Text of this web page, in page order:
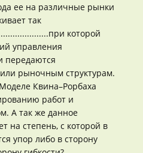
ее на различные рынки
так
которой
управления
передаются
рыночным структурам.
Квина–Рорбаха
работ и
А так же данное
на степень, с которой в
упор либо в сторону